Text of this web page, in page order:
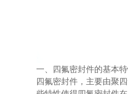
一、四氟密封件的基本
四氟密封件，主要由聚